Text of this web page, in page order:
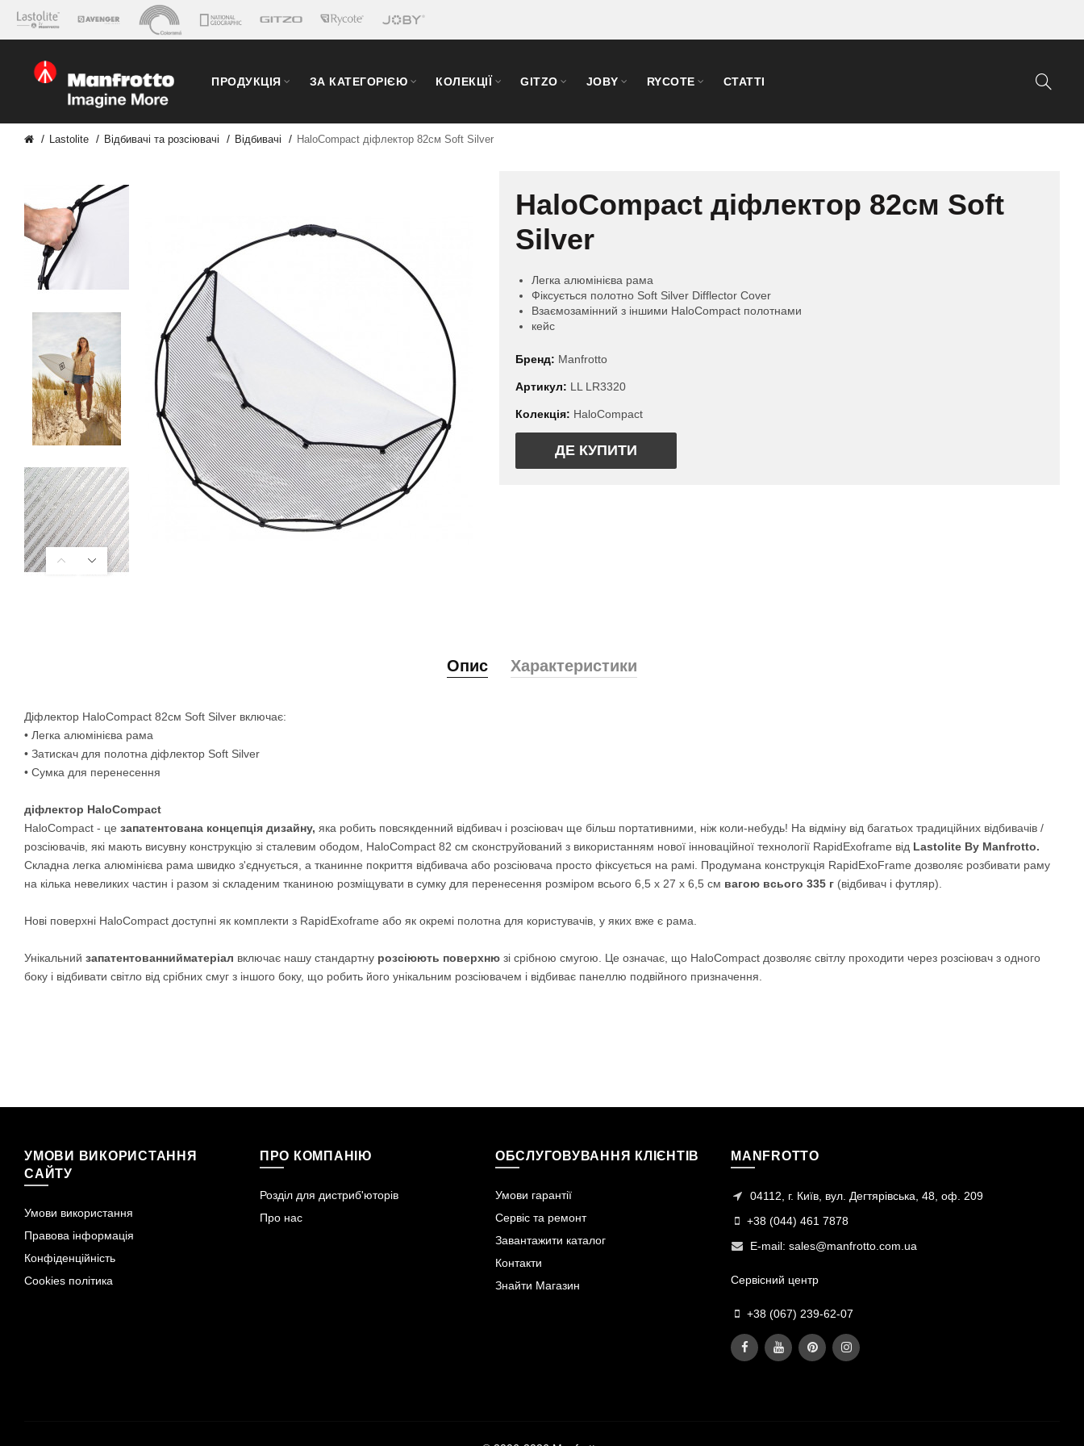
ПРОДУКЦІЯ ЗА КАТЕГОРІЄЮ КОЛЕКЦІЇ GITZO JOBY RYCOTE СТАТТІ
Lastolite Відбивачі та розсіювачі Відбивачі HaloCompact діфлектор 82см Soft Silver
HaloCompact діфлектор 82см Soft
Silver
Легка алюмінієва рама
Фіксується полотно Soft Silver Difflector Cover
Взаємозамінний з іншими HaloCompact полотнами
кейс
Бренд: Manfrotto
Артикул: LL LR3320
Колекція: HaloCompact
ДЕ КУПИТИ
Опис Характеристики
Діфлектор HaloCompact 82см Soft Silver включає:
• Легка алюмінієва рама
• Затискач для полотна діфлектор Soft Silver
• Сумка для перенесення
діфлектор HaloCompact
HaloCompact - це запатентована концепція дизайну, яка робить повсякденний відбивач і розсіювач ще більш портативними, ніж коли-небудь! На відміну від багатьох традиційних відбивачів /
розсіювачів, які мають висувну конструкцію зі сталевим ободом, HaloCompact 82 см сконструйований з використанням нової інноваційної технології RapidExoframe від Lastolite By Manfrotto.
Складна легка алюмінієва рама швидко з'єднується, а тканинне покриття відбивача або розсіювача просто фіксується на рамі. Продумана конструкція RapidExoFrame дозволяє розбивати раму
на кілька невеликих частин і разом зі складеним тканиною розміщувати в сумку для перенесення розміром всього 6,5 x 27 x 6,5 см вагою всього 335 г (відбивач і футляр).
Нові поверхні HaloCompact доступні як комплекти з RapidExoframe або як окремі полотна для користувачів, у яких вже є рама.
Унікальний запатентованнийматеріал включає нашу стандартну розсіюють поверхню зі срібною смугою. Це означає, що HaloCompact дозволяє світлу проходити через розсіювач з одного
боку і відбивати світло від срібних смуг з іншого боку, що робить його унікальним розсіювачем і відбиває панеллю подвійного призначення.
УМОВИ ВИКОРИСТАННЯ
САЙТУ
Умови використання
Правова інформація
Конфіденційність
Cookies політика
ПРО КОМПАНІЮ
Розділ для дистриб'юторів
Про нас
ОБСЛУГОВУВАННЯ КЛІЄНТІВ
Умови гарантії
Сервіс та ремонт
Завантажити каталог
Контакти
Знайти Магазин
MANFROTTO
04112, г. Київ, вул. Дегтярівська, 48, оф. 209
+38 (044) 461 7878
E-mail: sales@manfrotto.com.ua
Сервісний центр
+38 (067) 239-62-07